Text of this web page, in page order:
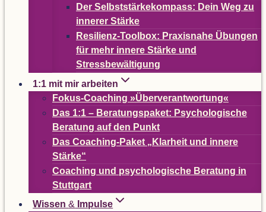
Der Selbst­stär­ke­kom­pass: Dein Weg zu
inne­rer Stärke
Resi­­li­enz-Tool­­box: Pra­xis­nahe Übun­gen
für mehr innere Stärke und
Stressbewältigung
1:1 mit mir arbeiten
Fokus-Coa­ching »Über­ver­ant­wor­tung«
Das 1:1 – Bera­tungs­pa­ket: Psy­cho­lo­gi­sche
Bera­tung auf den Punkt
Das Coa­ching-Paket „ Klar­heit und innere
Stärke“
Coa­ching und psy­cho­lo­gi­sche Bera­tung in
Stuttgart
Wis­sen& Impulse